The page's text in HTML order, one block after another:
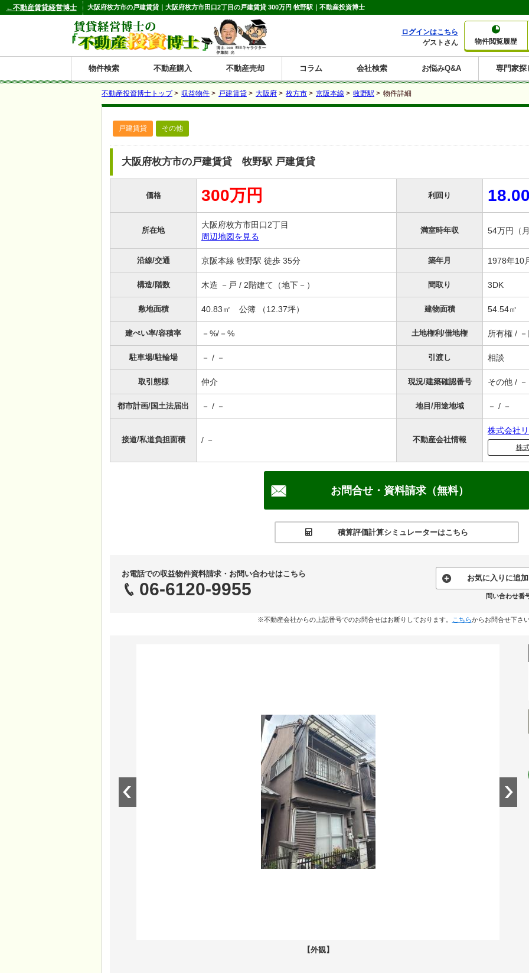
大阪府枚方市の戸建賃貸｜大阪府枚方市田口2丁目の戸建賃貸 300万円 牧野駅｜不動産投資博士
物件閲覧履歴
ログインはこちら
ゲストさん
物件検索
青森
秋田
岩手
宮城
山形
福島
東京
埼玉
神奈川
千葉
茨城
栃木
群馬
新潟
富山
石川
福井
長野
山梨
静岡
愛知
岐阜
三重
大阪
兵庫
京都
滋賀
奈良
和歌山
鳥取
岡山
島根
広島
山口
香川
徳島
愛媛
高知
福岡
佐賀
長崎
熊本
大分
宮崎
鹿児島
沖縄
不動産購入 不動産売却 コラム
購入コラム
売却コラム
大家さんコラム
賃貸経営コラム
会社検索 お悩みQ&A 専門家探
←不動産賃貸経営博士
不動産投資博士トップ> 収益物件 > 戸建賃貸 > 大阪府 > 枚方市 > 京阪本線 > 牧野駅 > 物件詳細
戸建賃貸 その他
大阪府枚方市の戸建賃貸 牧野駅 戸建賃貸
価格 300万円 利回り
所在地
大阪府枚方市田口2丁目
周辺地図を見る
満室時年収 54万円（
沿線/交通 京阪本線 牧野駅 徒歩 35分 築年月 1978年10
構造/階数 木造 －戸 / 2階建て（地下－） 間取り 3DK
敷地面積 40.83㎡ 公簿 （12.37坪） 建物面積 54.54㎡
建ぺい率/容積率 －%/－% 土地権利/借地権 所有権 /
駐車場/駐輪場 － / － 引渡し 相談
取引態様 仲介 現況/建築確認番号 その他 / －
都市計画/国土法届出 － / － 地目/用途地域 － / －
接道/私道負担面積 / － 不動産会社情報
株式会社
株
お問合せ・資料請求（無料）
積算評価計算シミュレーターはこちら
お電話での収益物件資料請求・お問い合わせはこちら
06-6120-9955
お気に入りに追加
問い合わせ番
※不動産会社からの上記番号でのお問合せはお断りしております。 こちらからお問合せ下さ
【外観】